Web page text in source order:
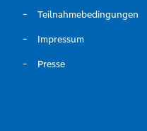
Teilnahmebedingungen
Impressum
Presse